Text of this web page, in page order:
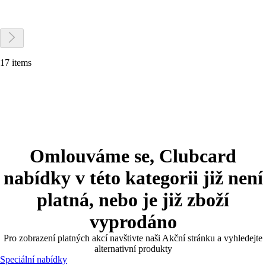
17 items
Omlouváme se, Clubcard
nabídky v této kategorii již není
platná, nebo je již zboží
vyprodáno
Pro zobrazení platných akcí navštivte naši Akční stránku a vyhledejte
alternativní produkty
Speciální nabídky